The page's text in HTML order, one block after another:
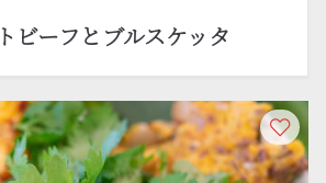
ビーフとブルスケッタ